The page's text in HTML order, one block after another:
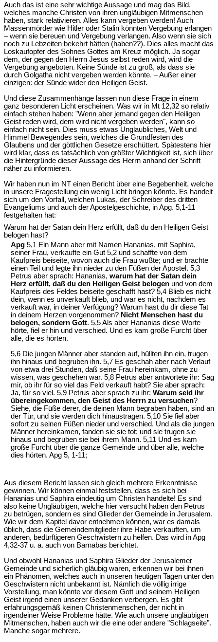
Auch das ist eine sehr wichtige Aussage und mag das Bild,
welches manche Christen von ihren ungläubigen Mitmenschen
haben, stark relativieren. Alles kann vergeben werden! Auch
Massenmörder wie Hitler oder Stalin könnten Vergebung erlangen
– wenn sie bereuen und Vergebung verlangen. Also wenn sie sich
noch zu Lebzeiten bekehrt hätten (haben??). Dies alles macht das
Loskaufopfer des Sohnes Gottes am Kreuz möglich. Ja sogar
dem, der gegen den Herrn Jesus selbst reden wird, wird die
Vergebung angeboten. Keine Sünde ist zu groß, als dass sie
durch Golgatha nicht vergeben werden könnte. – Außer einer
einzigen: der Sünde wider den Heiligen Geist.
Und diese Zusammenhänge lassen nun diese Frage in einem
ganz besonderen Licht erscheinen. Was wir in Mt 12,32 so relativ
einfach stehen haben: "Wenn aber jemand gegen den Heiligen
Geist reden wird, dem wird nicht vergeben werden", kann so
einfach nicht sein. Dies muss etwas Unglaubliches, Welt und
Himmel Bewegendes sein, welches die Grundfesten des
Glaubens und der göttlichen Gesetze erschüttert. Spätestens hier
wird klar, dass es tatsächlich von größter Wichtigkeit ist, sich über
die Hintergründe dieser Aussage des Herrn anhand der Schrift
näher zu informieren.
Wir haben nun im NT einen Bericht über eine Begebenheit, welche
in unsere Fragestellung ein wenig Licht bringen könnte. Es handelt
sich um den Vorfall, welchen Lukas, der Schreiber des dritten
Evangeliums und auch der Apostelgeschichte, in Apg. 5,1-11
festgehalten hat:
Warum hat der Satan dein Herz erfüllt, daß du den Heiligen Geist
belogen hast?
Apg 5,1 Ein Mann aber mit Namen Hananias, mit Saphira,
seiner Frau, verkaufte ein Gut 5,2 und schaffte von dem
Kaufpreis beiseite, wovon auch die Frau wußte; und er brachte
einen Teil und legte ihn nieder zu den Füßen der Apostel. 5,3
Petrus aber sprach: Hananias, warum hat der Satan dein
Herz erfüllt, daß du den Heiligen Geist belogen und von dem
Kaufpreis des Feldes beiseite geschafft hast? 5,4 Blieb es nicht
dein, wenn es unverkauft blieb, und war es nicht, nachdem es
verkauft war, in deiner Verfügung? Warum hast du dir diese Tat
in deinem Herzen vorgenommen? Nicht Menschen hast du
belogen, sondern Gott. 5,5 Als aber Hananias diese Worte
hörte, fiel er hin und verschied. Und es kam große Furcht über
alle, die es hörten.
5,6 Die jungen Männer aber standen auf, hüllten ihn ein, trugen
ihn hinaus und begruben ihn. 5,7 Es geschah aber nach Verlauf
von etwa drei Stunden, daß seine Frau hereinkam, ohne zu
wissen, was geschehen war. 5,8 Petrus aber antwortete ihr: Sag
mir, ob ihr für so viel das Feld verkauft habt? Sie aber sprach:
Ja, für so viel. 5,9 Petrus aber sprach zu ihr: Warum seid ihr
übereingekommen, den Geist des Herrn zu versuchen?
Siehe, die Füße derer, die deinen Mann begraben haben, sind an
der Tür, und sie werden dich hinaustragen. 5,10 Sie fiel aber
sofort zu seinen Füßen nieder und verschied. Und als die jungen
Männer hereinkamen, fanden sie sie tot; und sie trugen sie
hinaus und begruben sie bei ihrem Mann. 5,11 Und es kam
große Furcht über die ganze Gemeinde und über alle, welche
dies hörten. Apg 5, 1-11;
Aus diesem Bericht lassen sich gleich mehrere Erkenntnisse
gewinnen. Wir können einmal feststellen, dass es sich bei
Hananias und Saphira eindeutig um Christen handelte! Es sind
also keine Ungläubigen, welche hier versucht haben den Petrus
zu betrügen, sondern es sind Glieder der Gemeinde in Jerusalem.
Wie wir dem Kapitel davor entnehmen können, war es damals
üblich, dass die Gemeindemitglieder ihre Habe verkauften, um
anderen, bedürftigeren Geschwistern zu helfen. Das wird in Apg
4,32-37 u. a. auch von Barnabas berichtet.
Und obwohl Hananias und Saphira Glieder der Jerusalemer
Gemeinde und sicherlich gläubig waren, erkennen wir bei ihnen
ein Phänomen, welches auch in unseren heutigen Tagen unter den
Geschwistern nicht unbekannt ist. Nämlich die völlig irrige
Vorstellung, man könnte vor diesem Gott und seinem Heiligen
Geist irgend einen unserer Gedanken verbergen. Es gibt
erfahrungsgemäß keinen Christenmenschen, der nicht in
irgendeiner Weise Probleme hätte. Wie auch unsere ungläubigen
Mitmenschen, haben auch wir die eine oder andere "Schlagseite".
Manche sogar mehrere.